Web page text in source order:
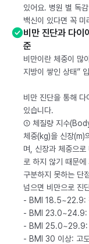
있어요. 병원 별 독
백신이 있다면 꼭
비만 진단과 다이
준
비만이란 체중이 많
지방이 쌓인 상태”
비만 진단을 통해
있습니다.
① 체질량 지수
체중(kg)을 신장(m)
며, 신장과 체중으
로 하지 않기 때문
구분하지 못하는 단
넘으면 비만으로 진
- BMI 18.5~22.9:
- BMI 23.0~24.9:
- BMI 25.0~29.9:
- BMI 30 이상: 고